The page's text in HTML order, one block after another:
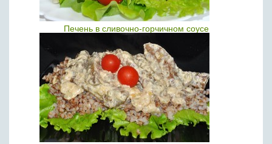
Печень в сливочно-горчичном соусе